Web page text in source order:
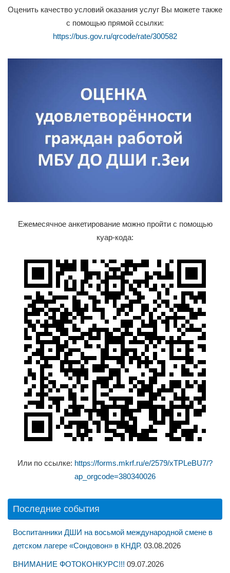
Оценить качество условий оказания услуг Вы можете также
с помощью прямой ссылки:
https://bus.gov.ru/qrcode/rate/300582
Ежемесячное анкетирование можно пройти с помощью
куар-кода:
Или по ссылке: https://forms.mkrf.ru/e/2579/xTPLeBU7/?
ap_orgcode=380340026
Последние события
Воспитанники ДШИ на восьмой международной смене в
детском лагере «Сондовон» в КНДР. 03.08.2026
ВНИМАНИЕ ФОТОКОНКУРС!!! 09.07.2026